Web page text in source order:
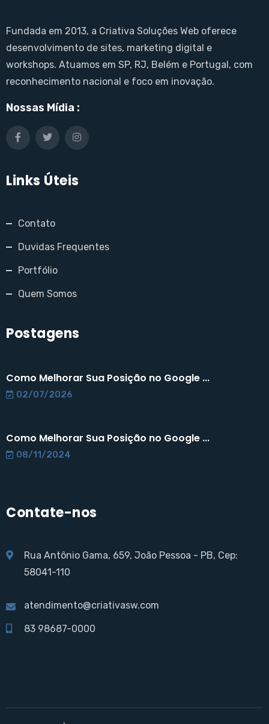
Fundada em 2013, a Criativa Soluções Web oferece
desenvolvimento de sites, marketing digital e
workshops. Atuamos em SP, RJ, Belém e Portugal, com
reconhecimento nacional e foco em inovação.
Nossas Mídia :
Links Úteis
Contato
Duvidas Frequentes
Portfólio
Quem Somos
Postagens
Como Melhorar Sua Posição no Google ...
02/07/2026
Como Melhorar Sua Posição no Google ...
08/11/2024
Contate-nos
Rua Antônio Gama, 659, João Pessoa - PB, Cep:
58041-110
atendimento@criativasw.com
83 98687-0000